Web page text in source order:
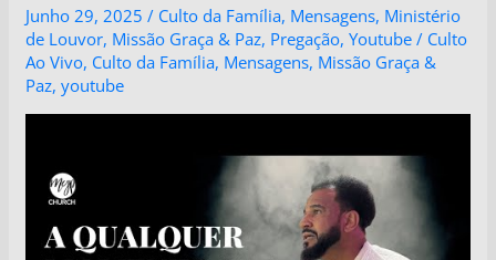
Junho 29, 2025 / Culto da Família, Mensagens, Ministério
de Louvor, Missão Graça & Paz, Pregação,Youtube / Culto
Ao Vivo, Culto da Família, Mensagens, Missão Graça &
Paz,youtube